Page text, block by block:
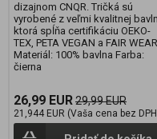
dizajnom CNQR. Tričká sú
vyrobené z veľmi kvalitnej
ktorá spĺňa certifikáciu OEKO-
TEX, PETA VEGAN a FAIR
Materiál: 100% bavlna Farba:
čierna
26,99 EUR29,99 EUR
21,944 EUR (Vaša cena bez